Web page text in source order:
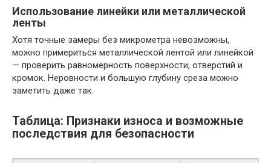
Использование линейки или металлической
ленты
Хотя точные замеры без микрометра невозможны,
можно примериться металлической лентой или линейкой
— проверить равномерность поверхности, отверстий и
кромок. Неровности и большую глубину среза можно
заметить даже так.
Таблица: Признаки износа и возможные
последствия для безопасности